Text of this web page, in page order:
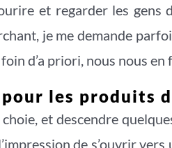
et regarder les gens
je me demande
d’a priori, nous nous en
les produits
et descendre
de s’ouvrir